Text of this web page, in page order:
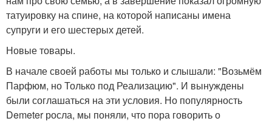
татуировку на спине, на которой написаны имена
супруги и его шестерых детей.
Новые товары.
В начале своей работы мы только и слышали: "Возьмём
Парфюм, но Только под Реализацию". И вынуждены
были соглашаться на эти условия. Но популярность
Demeter росла, мы поняли, что пора говорить о